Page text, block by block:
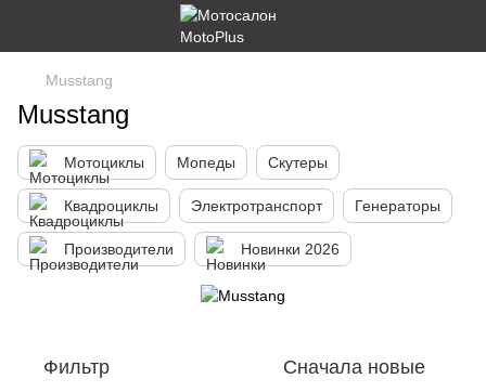
Musstang
Musstang
Мотоциклы Мопеды Скутеры
Квадроциклы Электротранспорт Генераторы
Производители Новинки 2026
Фильтр Сначала новые